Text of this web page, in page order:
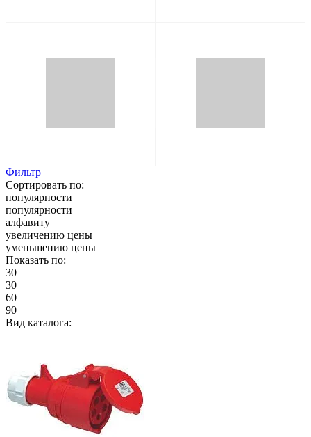
Фильтр
Сортировать по:
популярности
популярности
алфавиту
увеличению цены
уменьшению цены
Показать по:
30
30
60
90
Вид каталога: